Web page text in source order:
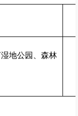
地公园、森林